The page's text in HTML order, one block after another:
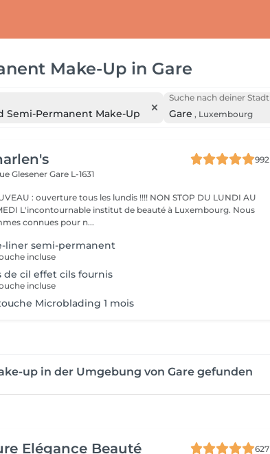
Make-Up in Gare
Semi-Permanent Make-Up
Suche nach deiner Stadt
Gare , Luxembourg
992
GlesenerGare L-1631
: ouverture tous les lundis !!!! NON STOP DU LUNDI AU
beauté à Luxembourg. Nous
connues pour n...
liner semi-permanent
incluse
de cil effet cils fournis
incluse
Microblading 1 mois
up in der Umgebung von Gare gefunden
Elégance Beauté
627